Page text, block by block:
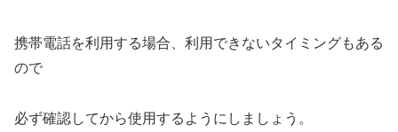
携帯電話を利用する場合、利用できないタイミングもある
ので
必ず確認してから使用するようにしましょう。